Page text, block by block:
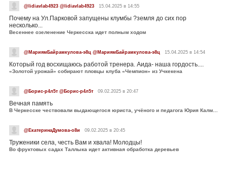
@lidiavlab4923 @lidiavlab4923 15.04.2025 в 14:55
Почему на Ул.Парковой запущены клумбы ?земля до сих пор
несколько...
Весеннее озеленение Черкесска идет полным ходом
@МариямБайрамкулова-э8ц @МариямБайрамкулова-э8ц 15.04.2025 в 14:54
Который год восхищаюсь работой тренера. Аида- наша гордость....
«Золотой урожай» собирают пловцы клуба «Чемпион» из Учкекена
@Борис-р4л5т @Борис-р4л5т 09.02.2025 в 20:47
Вечная память
В Черкесске чествовали выдающегося юриста, учёного и педагога Юрия Калмыкова
@ЕкатеринаДумова-о8и 09.02.2025 в 20:45
Труженики села, честь Вам и хвала! Молодцы!
Во фруктовых садах Таллыка идет активная обработка деревьев